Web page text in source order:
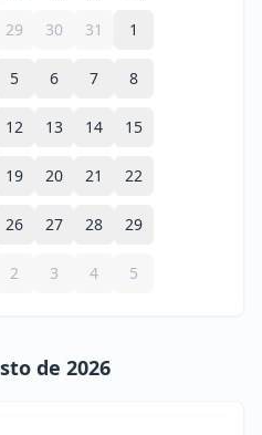
29 30 31 1
5 6 7 8
12 13 14 15
19 20 21 22
26 27 28 29
2 3 4 5
de 2026